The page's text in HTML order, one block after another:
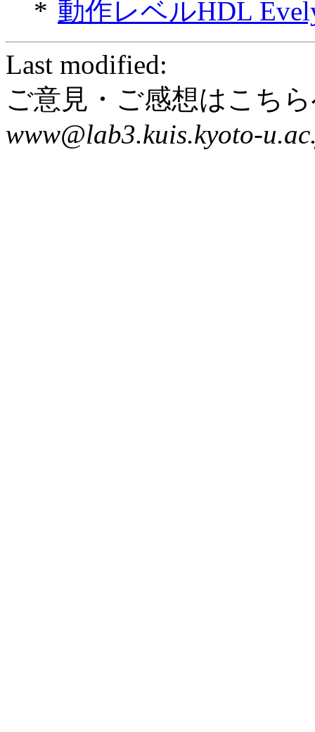
動作レベルHDL
Last modified:
ご意見・ご感想はこち
www@lab3.kuis.kyoto-